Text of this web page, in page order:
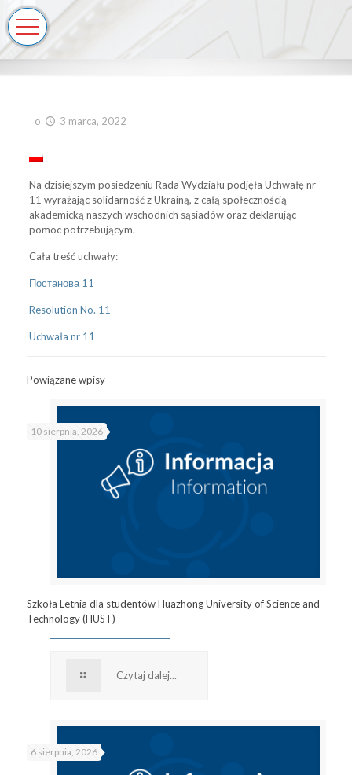
o 3 marca, 2022
Na dzisiejszym posiedzeniu Rada Wydziału podjęła Uchwałę nr
11 wyrażając solidarność z Ukrainą, z całą społecznością
akademicką naszych wschodnich sąsiadów oraz deklarując
pomoc potrzebującym.
Cała treść uchwały:
Постанова 11
Resolution No. 11
Uchwała nr 11
Powiązane wpisy
10 sierpnia, 2026
Szkoła Letnia dla studentów Huazhong University of Science and
Technology (HUST)
Czytaj dalej...
6 sierpnia, 2026